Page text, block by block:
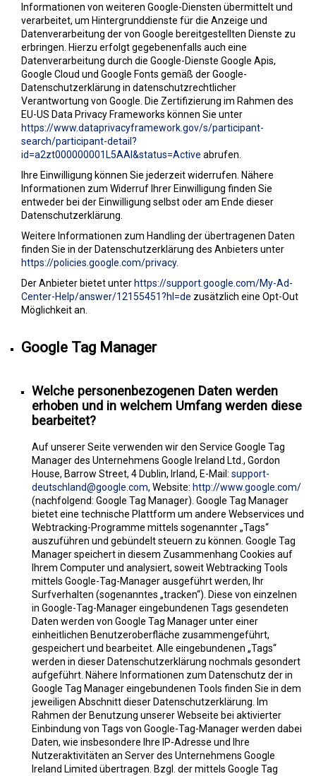
Informationen von weiteren Google-Diensten übermittelt und
verarbeitet, um Hintergrunddienste für die Anzeige und
Datenverarbeitung der von Google bereitgestellten Dienste zu
erbringen. Hierzu erfolgt gegebenenfalls auch eine
Datenverarbeitung durch die Google-Dienste Google Apis,
Google Cloud und Google Fonts gemäß der Google-
Datenschutzerklärung in datenschutzrechtlicher
Verantwortung von Google. Die Zertifizierung im Rahmen des
EU-US Data Privacy Frameworks können Sie unter
https://www.dataprivacyframework.gov/s/participant-
search/participant-detail?
id=a2zt000000001L5AAI&status=Active abrufen.
Ihre Einwilligung können Sie jederzeit widerrufen. Nähere
Informationen zum Widerruf Ihrer Einwilligung finden Sie
entweder bei der Einwilligung selbst oder am Ende dieser
Datenschutzerklärung.
Weitere Informationen zum Handling der übertragenen Daten
finden Sie in der Datenschutzerklärung des Anbieters unter
https://policies.google.com/privacy.
Der Anbieter bietet unter https://support.google.com/My-Ad-
Center-Help/answer/12155451?hl=de zusätzlich eine Opt-Out
Möglichkeit an.
Google Tag Manager
Welche personenbezogenen Daten werden
erhoben und in welchem Umfang werden diese
bearbeitet?
Auf unserer Seite verwenden wir den Service Google Tag
Manager des Unternehmens Google Ireland Ltd., Gordon
House, Barrow Street, 4 Dublin, Irland, E-Mail: support-
deutschland@google.com, Website: http://www.google.com/
(nachfolgend: Google Tag Manager). Google Tag Manager
bietet eine technische Plattform um andere Webservices und
Webtracking-Programme mittels sogenannter „Tags“
auszuführen und gebündelt steuern zu können. Google Tag
Manager speichert in diesem Zusammenhang Cookies auf
Ihrem Computer und analysiert, soweit Webtracking Tools
mittels Google-Tag-Manager ausgeführt werden, Ihr
Surfverhalten (sogenanntes „tracken“). Diese von einzelnen
in Google-Tag-Manager eingebundenen Tags gesendeten
Daten werden von Google Tag Manager unter einer
einheitlichen Benutzeroberfläche zusammengeführt,
gespeichert und bearbeitet. Alle eingebundenen „Tags“
werden in dieser Datenschutzerklärung nochmals gesondert
aufgeführt. Nähere Informationen zum Datenschutz der in
Google Tag Manager eingebundenen Tools finden Sie in dem
jeweiligen Abschnitt dieser Datenschutzerklärung. Im
Rahmen der Benutzung unserer Webseite bei aktivierter
Einbindung von Tags von Google-Tag-Manager werden dabei
Daten, wie insbesondere Ihre IP-Adresse und Ihre
Nutzeraktivitäten an Server des Unternehmens Google
Ireland Limited übertragen. Bzgl. der mittels Google Tag